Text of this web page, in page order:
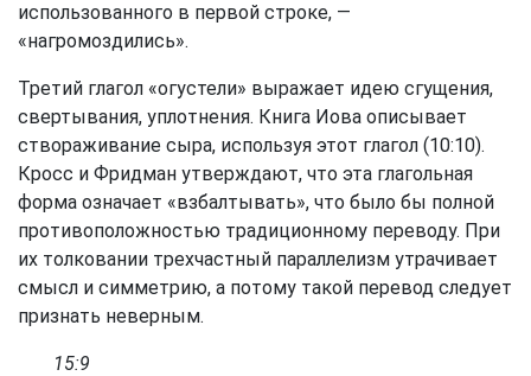
использованного в первой строке, —
«нагромоздились».
Третий глагол «огустели» выражает идею сгущения,
свертывания, уплотнения. Книга Иова описывает
створаживание сыра, используя этот глагол (10:10).
Кросс и Фридман утверждают, что эта глагольная
форма означает «взбалтывать», что было бы полной
противоположностью традиционному переводу. При
их толковании трехчастный параллелизм утрачивает
смысл и симметрию, а потому такой перевод следует
признать неверным.
15:9